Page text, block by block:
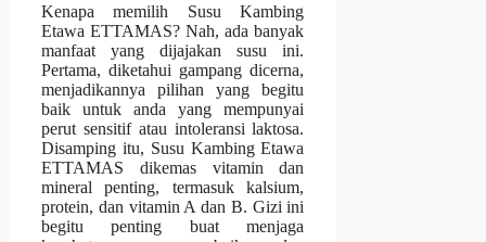
Kenapa memilih Susu Kambing
Etawa ETTAMAS? Nah, ada banyak
manfaat yang dijajakan susu ini.
Pertama, diketahui gampang dicerna,
menjadikannya pilihan yang begitu
baik untuk anda yang mempunyai
perut sensitif atau intoleransi laktosa.
Disamping itu, Susu Kambing Etawa
ETTAMAS dikemas vitamin dan
mineral penting, termasuk kalsium,
protein, dan vitamin A dan B. Gizi ini
begitu penting buat menjaga